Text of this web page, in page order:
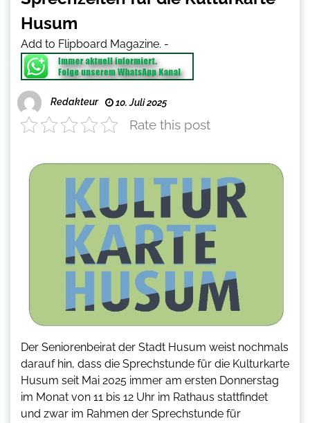
Husum
Add to Flipboard Magazine. -
Redakteur 10. Juli 2025
Rate this post
Der Seniorenbeirat der Stadt Husum weist nochmals
darauf hin, dass die Sprechstunde für die Kulturkarte
Husum seit Mai 2025 immer am ersten Donnerstag
im Monat von 11 bis 12 Uhr im Rathaus stattfindet
und zwar im Rahmen der Sprechstunde für